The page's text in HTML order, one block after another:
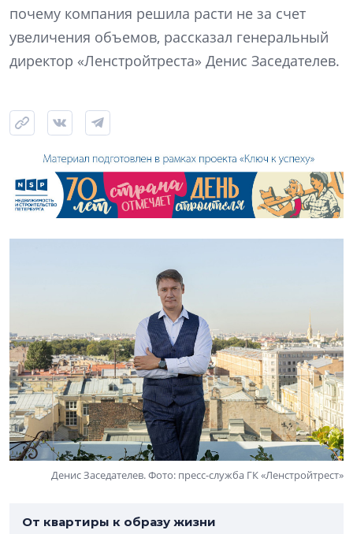
почему компания решила расти не за счет
увеличения объемов, рассказал генеральный
директор «Ленстройтреста» Денис Заседателев.
Денис Заседателев. Фото: пресс-служба ГК «Ленстройтрест»
От квартиры к образу жизни